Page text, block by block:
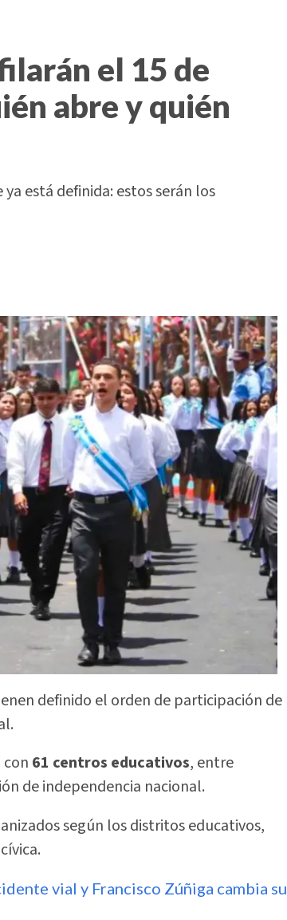
el 15 de
abre y quién
está definida: estos serán los
definido el orden de participación de
61 centros educativos, entre
de independencia nacional.
según los distritos educativos,
vial y Francisco Zúñiga cambia su